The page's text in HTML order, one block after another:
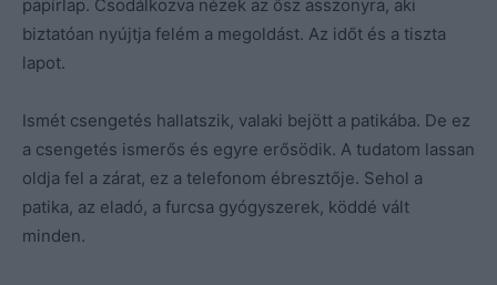
papírlap. Csodálkozva nézek az ősz asszonyra, aki
biztatóan nyújtja felém a megoldást. Az időt és a tiszta
lapot.
Ismét csengetés hallatszik, valaki bejött a patikába. De ez
a csengetés ismerős és egyre erősödik. A tudatom lassan
oldja fel a zárat, ez a telefonom ébresztője. Sehol a
patika, az eladó, a furcsa gyógyszerek, köddé vált
minden.